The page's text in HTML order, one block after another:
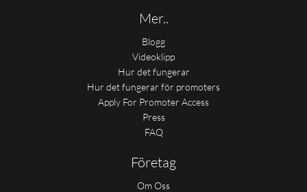
Mer..
Blogg
Videoklipp
Hur det fungerar
Hur det fungerar för promoters
Apply For Promoter Access
Press
FAQ
Företag
Om Oss